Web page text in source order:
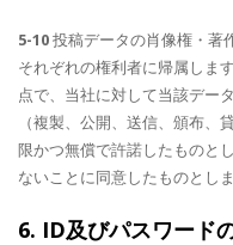
5-10投稿データの肖像権・著
それぞれの権利者に帰属しま
点で、当社に対して当該デー
（複製、公開、送信、頒布
限かつ無償で許諾したものと
ないことに同意したものとしま
6. ID及びパスワード